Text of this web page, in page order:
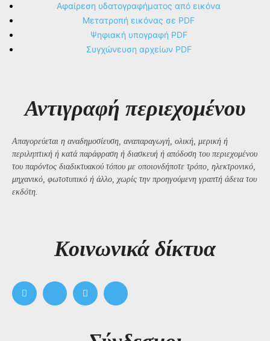
Αφαίρεση υδατογραφήματος από εικόνα
Μετατροπή εικόνας σε PDF
Ψηφιακή υπογραφή PDF
Συγχώνευση αρχείων PDF
Αντιγραφή περιεχομένου
Απαγορεύεται η αναδημοσίευση, αναπαραγωγή, ολική, μερική ή
περιληπτική ή κατά παράφραση ή διασκευή ή απόδοση του περιεχομένου
του παρόντος διαδικτυακού τόπου με οποιονδήποτε τρόπο, ηλεκτρονικό,
μηχανικό, φωτοτυπικό ή άλλο, χωρίς την προηγούμενη γραπτή άδεια του
εκδότη.
Kοινωνικά δίκτυα